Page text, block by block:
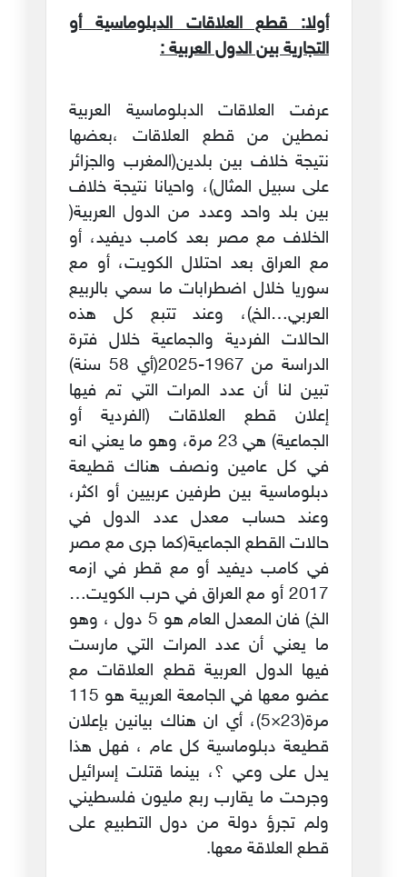
أولا: قطع العلاقات الدبلوماسية أو
التجارية بين الدول العربية :
عرفت العلاقات الدبلوماسية العربية
نمطين من قطع العلاقات ،بعضها
نتيجة خلاف بين بلدين(المغرب والجزائر
على سبيل المثال)، واحيانا نتيجة خلاف
بين بلد واحد وعدد من الدول العربية(
الخلاف مع مصر بعد كامب ديفيد، أو
مع العراق بعد احتلال الكويت، أو مع
سوريا خلال اضطرابات ما سمي بالربيع
العربي…الخ)، وعند تتبع كل هذه
الحالات الفردية والجماعية خلال فترة
الدراسة من 1967-2025(أي 58 سنة)
تبين لنا أن عدد المرات التي تم فيها
إعلان قطع العلاقات (الفردية أو
الجماعية) هي 23 مرة، وهو ما يعني انه
في كل عامين ونصف هناك قطيعة
دبلوماسية بين طرفين عربيين أو اكثر،
وعند حساب معدل عدد الدول في
حالات القطع الجماعية(كما جرى مع مصر
في كامب ديفيد أو مع قطر في ازمه
2017 أو مع العراق في حرب الكويت…
الخ) فان المعدل العام هو 5 دول ، وهو
ما يعني أن عدد المرات التي مارست
فيها الدول العربية قطع العلاقات مع
عضو معها في الجامعة العربية هو 115
مرة(23×5)، أي ان هناك بيانين بإعلان
قطيعة دبلوماسية كل عام ، فهل هذا
يدل على وعي ؟، بينما قتلت إسرائيل
وجرحت ما يقارب ربع مليون فلسطيني
ولم تجرؤ دولة من دول التطبيع على
قطع العلاقة معها.